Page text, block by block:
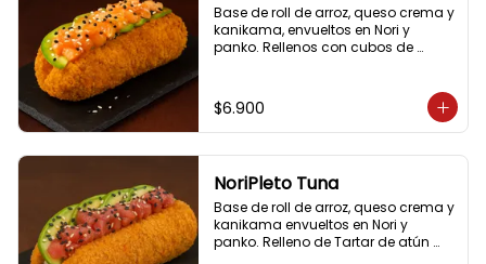
Base de roll de arroz, queso crema y
kanikama, envueltos en Nori y
panko. Rellenos con cubos de
$6.900
NoriPleto Tuna
Base de roll de arroz, queso crema y
kanikama envueltos en Nori y
panko. Relleno de Tartar de atún